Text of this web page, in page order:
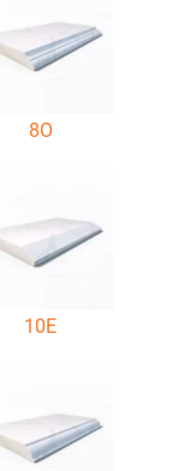
8O
10E